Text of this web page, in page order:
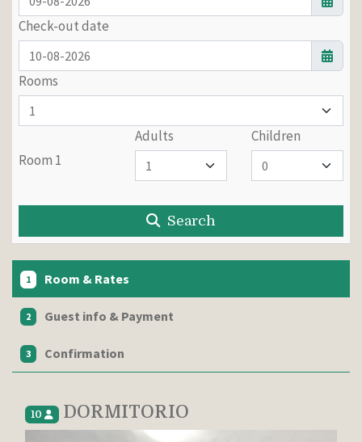
Check-out date
Rooms
Room 1
Adults Children
Search
1 Room & Rates
2 Guest info & Payment
3 Confirmation
10 DORMITORIO